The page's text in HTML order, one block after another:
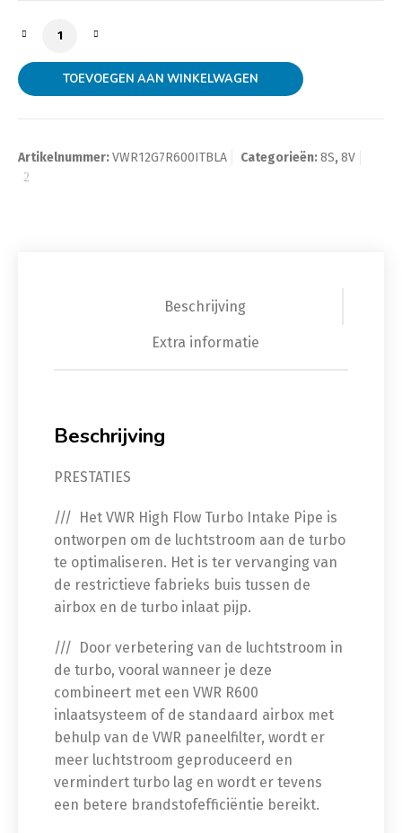
RACINGLINE INTAKE SYSTEM - R600 INTAKE SILICONE
TOEVOEGEN AAN WINKELWAGEN
Artikelnummer:VWR12G7R600ITBLA Categorieën:8S,8V
Beschrijving
Extra informatie
Beschrijving
PRESTATIES
/// Het VWR High Flow Turbo Intake Pipe is
ontworpen om de luchtstroom aan de turbo
te optimaliseren. Het is ter vervanging van
de restrictieve fabrieks buis tussen de
airbox en de turbo inlaat pijp.
/// Door verbetering van de luchtstroom in
de turbo, vooral wanneer je deze
combineert met een VWR R600
inlaatsysteem of de standaard airbox met
behulp van de VWR paneelfilter, wordt er
meer luchtstroom geproduceerd en
vermindert turbo lag en wordt er tevens
een betere brandstofefficiëntie bereikt.